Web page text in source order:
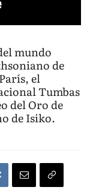
mundo
de
el
Tumbas
del Oro de
de Isiko.